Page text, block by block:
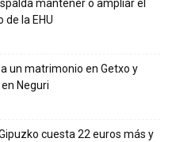
mantener o ampliar el
la EHU
un matrimonio en Getxo y
Neguri
cuesta 22 euros más y